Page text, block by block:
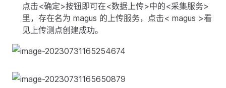
点击<确定>按钮即可在<数据上传>中的<采集服务>
里，存在名为 magus 的上传服务，点击< magus >看
见上传测点创建成功。